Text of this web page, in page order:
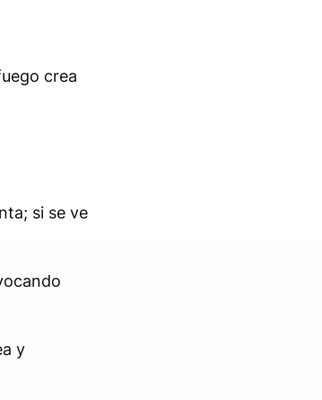
crea
si se ve
y